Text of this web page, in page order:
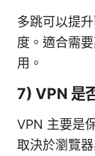
多跳可以提
度。適合需
用。
7) VPN 是
VPN 主要是
取決於瀏覽